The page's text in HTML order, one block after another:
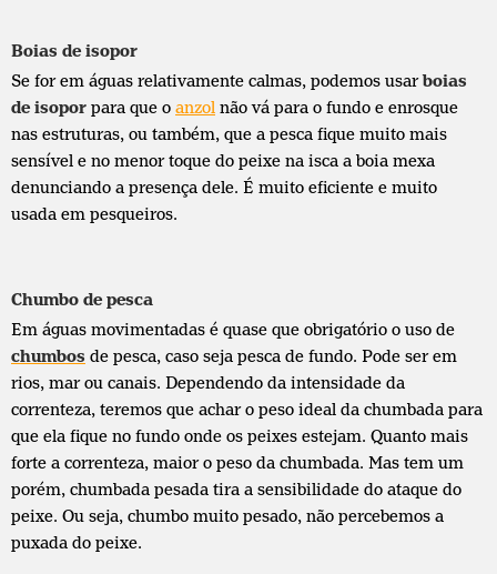
Boias de isopor
Se for em águas relativamente calmas, podemos usarboias
de isopor para que o anzol não vá para o fundo e enrosque
nas estruturas, ou também, que a pesca fique muito mais
sensível e no menor toque do peixe na isca a boia mexa
denunciando a presença dele. É muito eficiente e muito
usada em pesqueiros.
Chumbo de pesca
Em águas movimentadas é quase que obrigatório o uso de
chumbos de pesca, caso seja pesca de fundo. Pode ser em
rios, mar ou canais. Dependendo da intensidade da
correnteza, teremos que achar o peso ideal da chumbada para
que ela fique no fundo onde os peixes estejam. Quanto mais
forte a correnteza, maior o peso da chumbada. Mas tem um
porém, chumbada pesada tira a sensibilidade do ataque do
peixe. Ou seja, chumbo muito pesado, não percebemos a
puxada do peixe.